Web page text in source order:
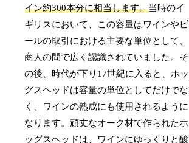
イン約300本分に相当します。当時のイ
ギリスにおいて、この容量はワインやビ
ールの取引における主要な単位として、
商人の間で広く認識されていました。そ
の後、時代が下り17世紀に入ると、ホッ
グスヘッドは容量の単位としてだけでな
く、ワインの熟成にも使用されるように
なります。頑丈なオーク材で作られたホ
ッグスヘッドは、ワインにゆっくりと酸